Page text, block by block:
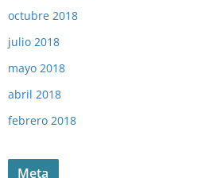
octubre 2018
julio 2018
mayo 2018
abril 2018
febrero 2018
Meta